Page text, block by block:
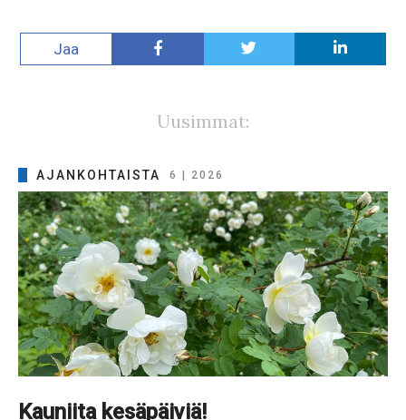
Jaa
Uusimmat:
AJANKOHTAISTA 6 | 2026
Kauniita kesäpäiviä!